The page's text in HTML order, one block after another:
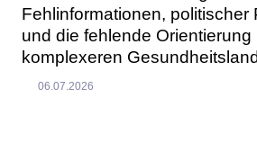
Fehlinformationen, politischer
und die fehlende Orientierung
komplexeren
06.07.2026